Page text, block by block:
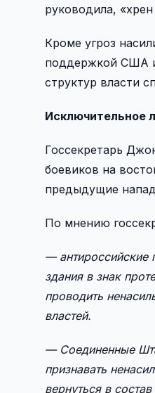
руководила,
Кроме угроз
поддержкой США и
структур власти
Исключительное
Госсекретарь
боевиков на
предыдущие
По мнению
— антироссийские
здания в знак
проводить
властей.
— Соединенные
признавать
вернуться в